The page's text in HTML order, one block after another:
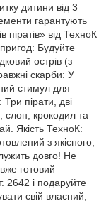
дитини від 3
гарантують
від ТехноК
Будуйте
острів (з
скарби: У
стимул для
Три пірати, дві
слон, крокодил та
Якість ТехноК:
з якісного,
довго! Не
готовий
2642 і подаруйте
свій власний,